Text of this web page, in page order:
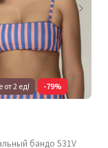
от 2 ед! -79%
бандо 531V